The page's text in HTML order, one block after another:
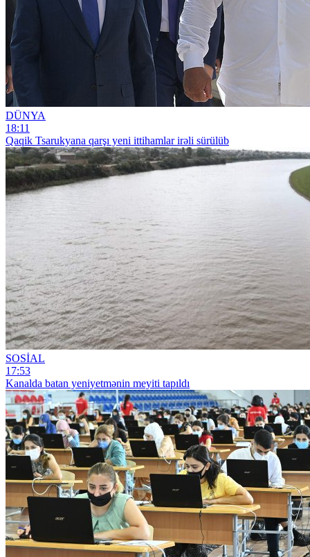
DÜNYA
18:11
Qaqik Tsarukyana qarşı yeni ittihamlar irəli sürülüb
SOSİAL
17:53
Kanalda batan yeniyetmənin meyiti tapıldı